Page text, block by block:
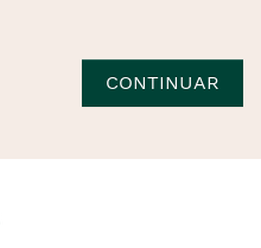
CONTINUAR